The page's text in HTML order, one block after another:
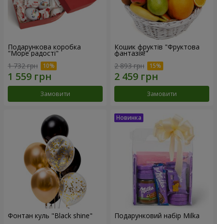
Подарункова коробка
"Море радості"
1 732 грн
Замовити
Кошик фруктів "Фруктова
фантазія!"
2 893 грн
Замовити
Фонтан куль "Black shine" Подарунковий набір Milka